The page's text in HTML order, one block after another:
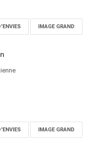
IMAGE GRAND
IMAGE GRAND